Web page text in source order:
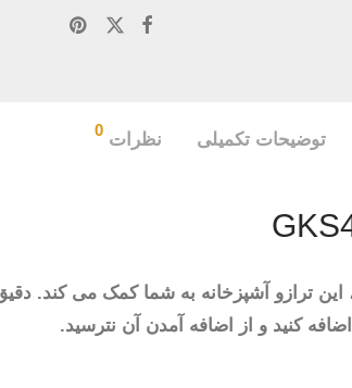
توضیحات تکمیلی نظرات 0
این ترازو آشپزخانه به شما کمک می کند.
کنید و از اضافه آمدن آن نترسید.